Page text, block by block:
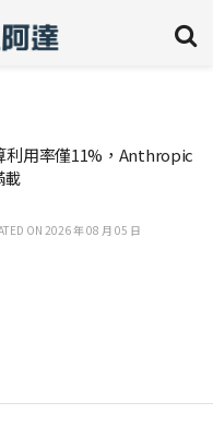
利用率僅11%，Anthropic
載
ON 2026 年 08 月 05 日